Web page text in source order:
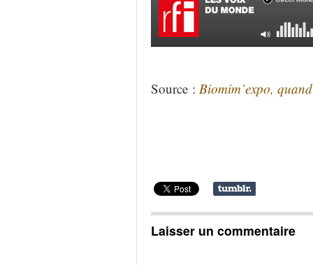
Source : Biomim’expo,
Laisser un commentaire